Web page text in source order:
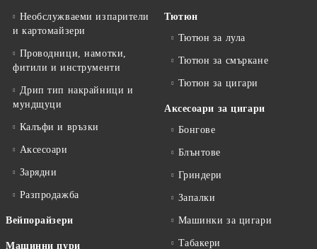
Необслужваеми изпарители
и картомайзери
Проводници, намотки,
фитили и инструменти
Дрип тип накрайници и
мундщуци
Калъфи и връзки
Аксесоари
Зарядни
Разпродажба
Вейпорайзери
Машинни пури
Тютюн
Тютюн за лула
Тютюн за смъркане
Тютюн за цигари
Аксесоари за цигари
Бонгове
Блънтове
Гриндери
Запалки
Машинки за цигари
Табакери